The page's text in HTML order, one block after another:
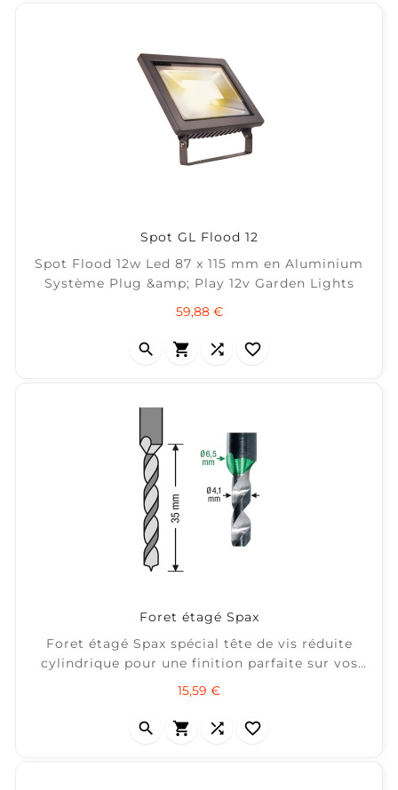
Spot GL Flood 12
Spot Flood 12w Led 87 x 115 mm en Aluminium
Système Plug &amp; Play 12v Garden Lights
59,88 €Prix
   
Foret étagé Spax
Foret étagé Spax spécial tête de vis réduite
cylindrique pour une finition parfaite sur vos
Ø6,5mm.
15,59 €Prix
   